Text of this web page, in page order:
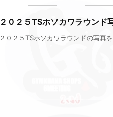
２０２５TSホソカワラウンド
２０２５TSホソカワラウンドの写